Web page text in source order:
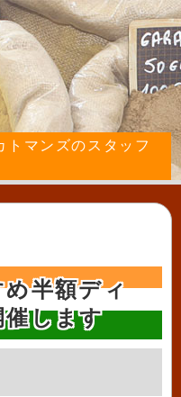
トマンズのスタッフ
半額ディ
催します